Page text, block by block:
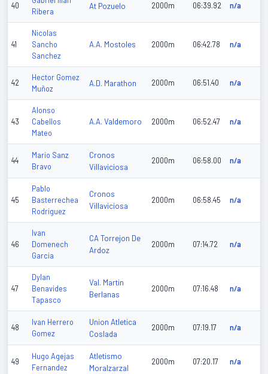
40
Ribera
At Pozuelo 2000m 06:39.92 n/a
41
Nicolas
Sancho
Sanchez
A.A. Mostoles 2000m 06:42.78 n/a
42
Hector Gomez
Muñoz
A.D. Marathon 2000m 06:51.40 n/a
43
Alonso
Cabellos
Mateo
A.A. Valdemoro 2000m 06:52.47 n/a
44
Mario Sanz
Bravo
Cronos
Villaviciosa
2000m 06:58.00 n/a
45
Pablo
Basterrechea
Rodriguez
Cronos
Villaviciosa
2000m 06:58.45 n/a
46
Ivan
Domenech
Garcia
CA Torrejon De
Ardoz
2000m 07:14.72 n/a
47
Dylan
Benavides
Tapasco
Val. Martin
Berlanas
2000m 07:16.48 n/a
48
Ivan Herrero
Gomez
Union Atletica
Coslada
2000m 07:19.17 n/a
49
Hugo Agejas
Fernandez
Atletismo
Moralzarzal
2000m 07:20.17 n/a